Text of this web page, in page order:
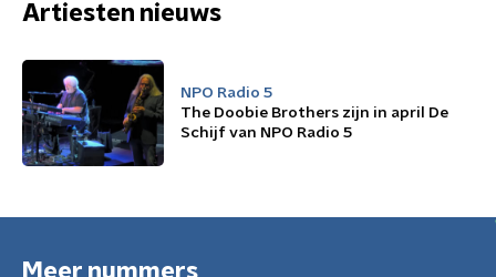
Artiesten nieuws
NPO Radio 5
The Doobie Brothers zijn in april De
Schijf van NPO Radio 5
Meer nummers